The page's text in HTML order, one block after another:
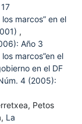
los marcos” en el
,
Año 3
los marcos”en el
en el DF
4 (2005):
Petos
La